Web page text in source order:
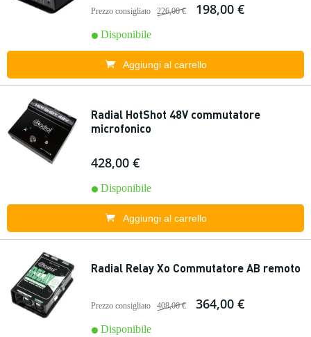
Prezzo consigliato 226,00 € 198,00 €
Disponibile
Aggiungi al carrello
Radial HotShot 48V commutatore
microfonico
428,00 €
Disponibile
Aggiungi al carrello
Radial Relay Xo Commutatore AB remoto
Prezzo consigliato 408,00 € 364,00 €
Disponibile